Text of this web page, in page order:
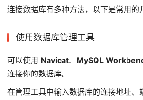
连接数据库有多种方法，以下是常用的
使用数据库管理工具
可以使用 Navicat、 MySQL
连接你的数据库。
在管理工具中输入数据库的连接地址、